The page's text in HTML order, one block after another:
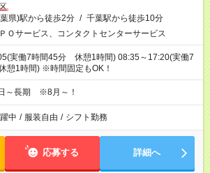
県)駅から徒歩2分 / 千葉駅から徒歩10分
Ｏサービス、コンタクトセンターサービス
実働7時間45分 休憩1時間) 08:35～17:20(実働7
憩1時間) ※時間固定もOK！
日～長期 ※8月～！
中 / 服装自由 / シフト勤務
応募する 詳細へ